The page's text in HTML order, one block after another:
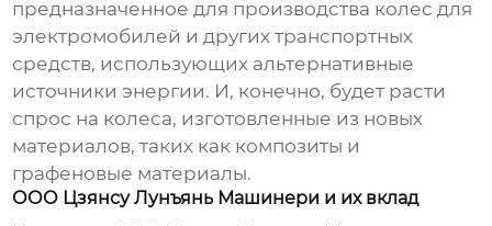
предназначенное для производства колес для
электромобилей и других транспортных
средств, использующих альтернативные
источники энергии. И, конечно, будет расти
спрос на колеса, изготовленные из новых
материалов, таких как композиты и
графеновые материалы.
ООО Цзянсу Лунъянь Машинери и их вклад